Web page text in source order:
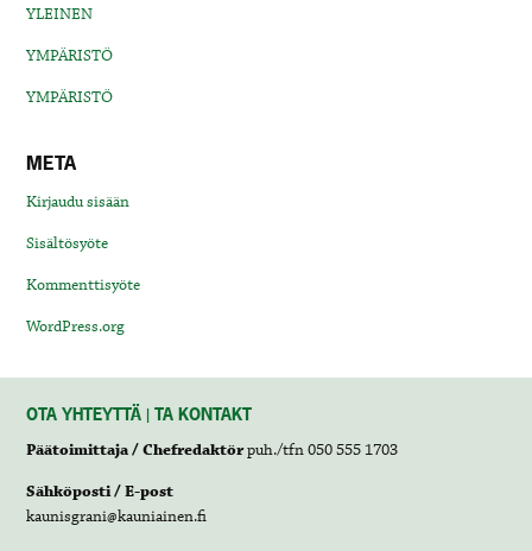
YLEINEN
YMPÄRISTÖ
YMPÄRISTÖ
META
Kirjaudu sisään
Sisältösyöte
Kommenttisyöte
WordPress.org
OTA YHTEYTTÄ | TA KONTAKT
Päätoimittaja / Chefredaktörpuh./tfn 050 555 1703
Sähköposti / E-post
kaunisgrani@kauniainen.fi